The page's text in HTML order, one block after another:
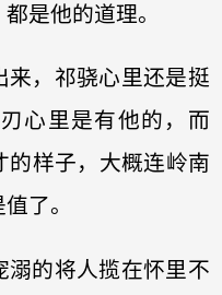
是他的道理。
来，祁骁心里还是挺
心里是有他的，而
样子，大概连岭南
了。
溺的将人揽在怀里不